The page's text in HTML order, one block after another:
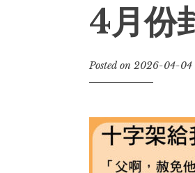
4月份
Posted on 2026-04-04